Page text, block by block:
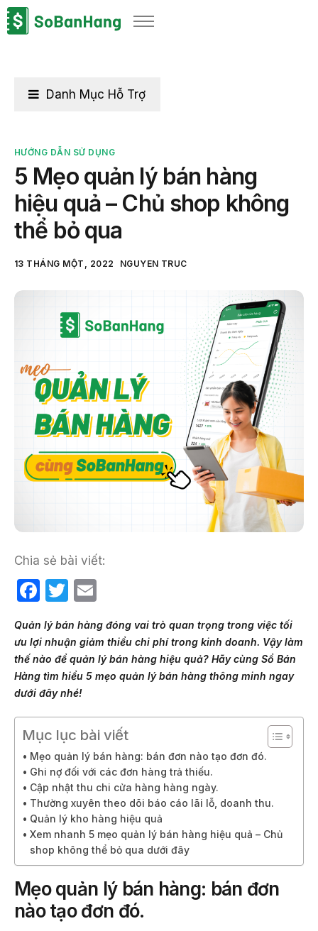
Sản phẩm
Bảng giá
Thông tin thuế
Về chúng tôi
HƯỚNG DẪN SỬ DỤNG
5 Mẹo quản lý bán hàng
hiệu quả – Chủ shop không
thể bỏ qua
13 THÁNG MỘT, 2022 NGUYEN TRUC
Chia sẻ bài viết:
F
c
e
b
o
o
k
T
itt
er
ail
Quản lý bán hàng đóng vai trò quan trọng trong việc tối
ưu lợi nhuận giảm thiểu chi phí trong kinh doanh. Vậy làm
thế nào để quản lý bán hàng hiệu quả? Hãy cùng Sổ Bán
Hàng tìm hiểu 5 mẹo quản lý bán hàng thông minh ngay
dưới đây nhé!
Mục lục bài viết
Mẹo quản lý bán hàng: bán đơn nào tạo đơn đó.
Ghi nợ đối với các đơn hàng trả thiếu.
Cập nhật thu chi cửa hàng hàng ngày.
Thường xuyên theo dõi báo cáo lãi lỗ, doanh thu.
Quản lý kho hàng hiệu quả
Xem nhanh 5 mẹo quản lý bán hàng hiệu quả – Chủ
shop không thể bỏ qua dưới đây
Mẹo quản lý bán hàng: bán đơn
nào tạo đơn đó.
Danh Mục Hỗ Trợ